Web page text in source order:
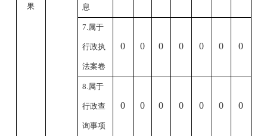
果 息
7.属于
行政执
法案卷
0 0 0 0 0 0 0
8.属于
行政查
询事项
0 0 0 0 0 0 0